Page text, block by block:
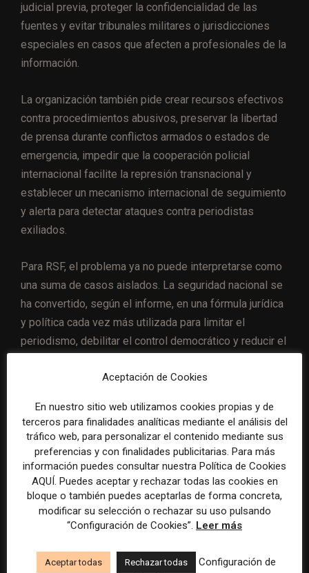
judicial previa, proteger la confidencialidad de las
fuentes y evitar tribunales militares o jurisdicciones
especiales en casos que afecten a profesionales de la
información.
La organización también pide crear recursos efectivos
contra procedimientos abusivos, preservar la libertad
de prensa durante conflictos armados o estados de
emergencia, impedir que la cooperación policial
internacional facilite la represión transnacional y
establecer un mecanismo internacional de seguimiento
y alerta para detectar ataques contra periodistas
exiliados.
Para RSF, el problema ya no puede interpretarse como
una suma de casos aislados. La seguridad nacional se
ha convertido, según el informe, en una fórmula jurídica
y política cada vez más utilizada para limitar el
periodismo, debilitar el control democrático y reducir el
Artículo anterior
Un nuevo libro reivindica a
los periodistas como
protagonistas de la historia
del periodismo andaluz
Artículo siguiente
AI Startup Kaon AI Raises
$60 Million in Funding Round
ARTÍCULOS RELACIONADOS
Aceptación de Cookies
En nuestro sitio web utilizamos cookies propias y de
terceros para finalidades analíticas mediante el análisis del
tráfico web, para personalizar el contenido mediante sus
preferencias y con finalidades publicitarias. Para más
información puedes consultar nuestra Política de Cookies
AQUÍ. Puedes aceptar y rechazar todas las cookies en
bloque o también puedes aceptarlas de forma concreta,
modificar su selección o rechazar su uso pulsando
“Configuración de Cookies”. Leer más
Aceptar todas Rechazar todas
Configuración de